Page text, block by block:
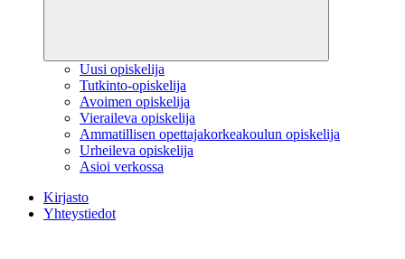
Uusi opiskelija
Tutkinto-opiskelija
Avoimen opiskelija
Vieraileva opiskelija
Ammatillisen opettajakorkeakoulun opiskelija
Urheileva opiskelija
Asioi verkossa
Kirjasto
Yhteystiedot